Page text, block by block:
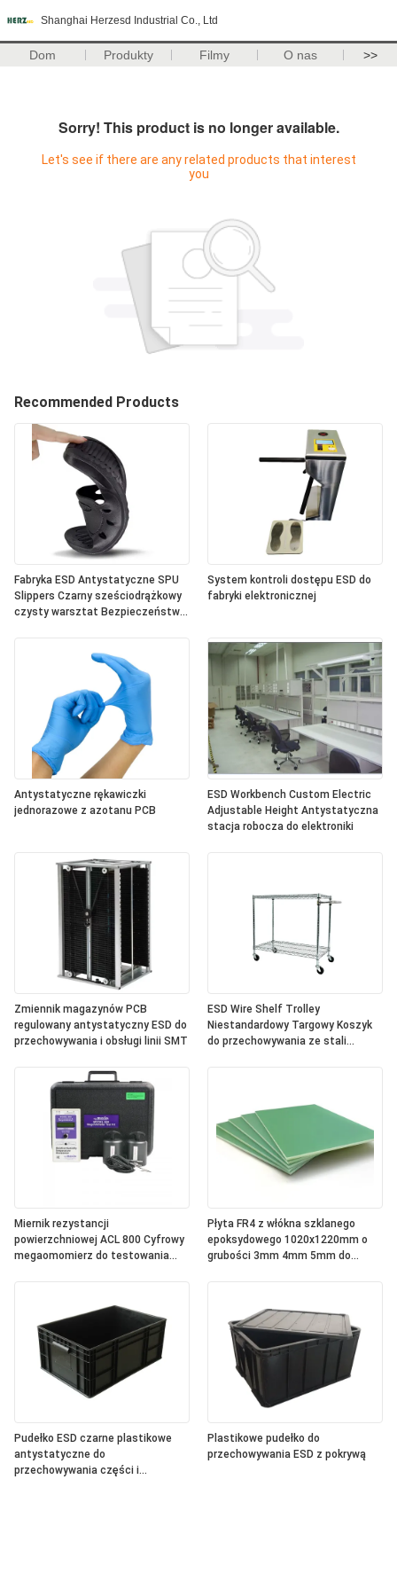
Shanghai Herzesd Industrial Co., Ltd
Dom Produkty Filmy O nas >>
Sorry! This product is no longer available.
Let's see if there are any related products that interest
you
Recommended Products
Fabryka ESD Antystatyczne SPU
Slippers Czarny sześciodrążkowy
czysty warsztat Bezpieczeństwo
System kontroli dostępu ESD do
fabryki elektronicznej
Antystatyczne rękawiczki
jednorazowe z azotanu PCB
ESD Workbench Custom Electric
Adjustable Height Antystatyczna
stacja robocza do elektroniki
Zmiennik magazynów PCB
regulowany antystatyczny ESD do
przechowywania i obsługi linii SMT
ESD Wire Shelf Trolley
Niestandardowy Targowy Koszyk
do przechowywania ze stali
Miernik rezystancji
powierzchniowej ACL 800 Cyfrowy
megaomomierz do testowania
Płyta FR4 z włókna szklanego
epoksydowego 1020x1220mm o
grubości 3mm 4mm 5mm do
Pudełko ESD czarne plastikowe
antystatyczne do
przechowywania części i
Plastikowe pudełko do
przechowywania ESD z pokrywą